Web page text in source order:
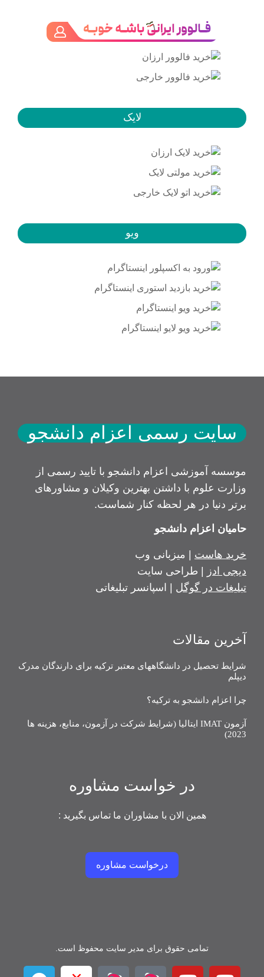
لایک
ویو
سایت رسمی اعزام دانشجو
موسسه آموزشی اعزام دانشجو با تایید رسمی از
وزارت علوم با داشتن بهترین وکیلان و مشاورهای
برتر دنیا در هر لحظه کنار شماست.
حامیان اعزام دانشجو
خرید هاست | میزبانی وب
دیجی ادز | طراحی سایت
تبلیغات در گوگل | اسپانسر تبلیغاتی
آخرین مقالات
شرایط تحصیل در دانشگاههای معتبر ترکیه برای دارندگان مدرک
دیپلم
چرا اعزام دانشجو به ترکیه؟
آزمون IMAT ایتالیا (شرایط شرکت در آزمون، منابع، هزینه ها
2023)
در خواست مشاوره
همین الان با مشاوران ما تماس بگیرید :
درخواست مشاوره
تمامی حقوق برای مدیر سایت محفوظ است.